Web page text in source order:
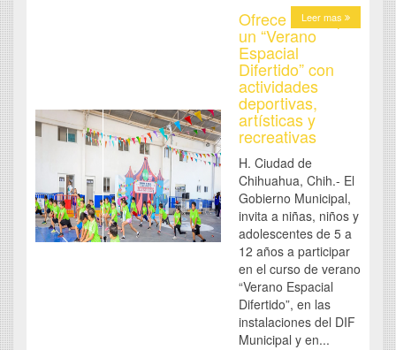
Leer mas
Ofrece Municipio
un “Verano
Espacial
Difertido” con
actividades
deportivas,
artísticas y
recreativas
H. Ciudad de
Chihuahua, Chih.- El
Gobierno Municipal,
invita a niñas, niños y
adolescentes de 5 a
12 años a participar
en el curso de verano
“Verano Espacial
Difertido”, en las
instalaciones del DIF
Municipal y en...